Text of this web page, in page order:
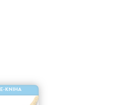
E-KNIHA